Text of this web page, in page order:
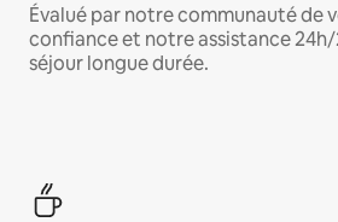
Évalué par notre communauté de
confiance et notre assistance
séjour longue durée.